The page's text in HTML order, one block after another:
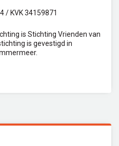
/ KVK 34159871
is Stichting Vrienden van
is gevestigd in